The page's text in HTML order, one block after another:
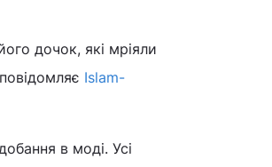
дочок, які мріяли
Islam-
в моді. Усі